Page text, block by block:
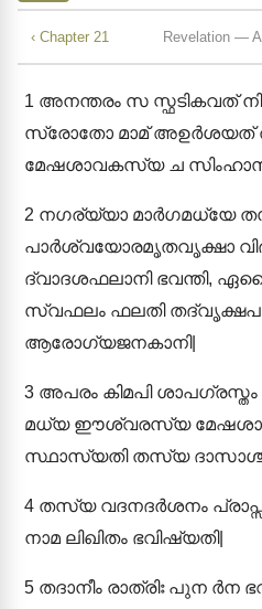
‹ Chapter 21 Revelation —
1 അനന്തരം സ സ്ഫടികവത്
സ്രോതോ മാമ്
മേഷശാവകസ്യ ച
2 നഗര്യ്യാ മാർഗമധ്യേ
പാർശ്വയോരമൃതവൃക്ഷാ
ദ്വാദശഫലാനി ഭവന്തി,
സ്വഫലം ഫലതി
ആരോഗ്യജനകാനി|
3 അപരം കിമപി
മധ്യ ഈശ്വരസ്യ
സ്ഥാസ്യതി തസ്യ
4 തസ്യ വദനദർശനം
നാമ ലിഖിതം ഭവിഷ്യതി|
5 തദാനീം രാത്രിഃ പുന ർന